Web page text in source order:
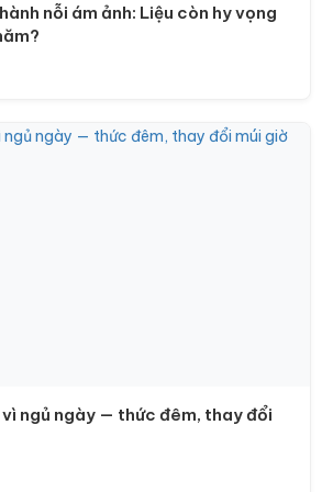
nỗi ám ảnh: Liệu còn hy vọng
ngủ ngày — thức đêm, thay đổi